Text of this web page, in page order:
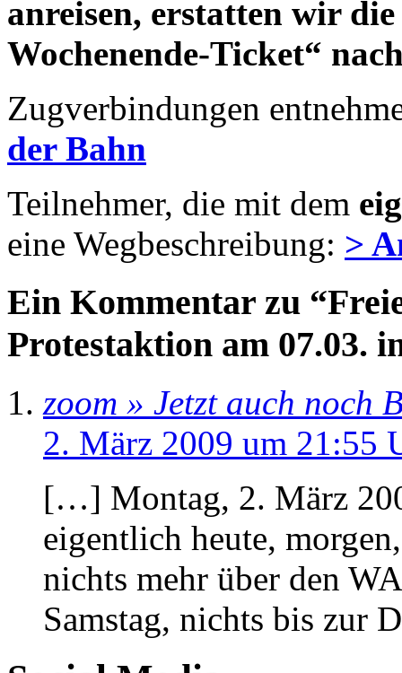
anreisen, erstatten wir die
Wochenende-Ticket“
Zugverbindungen
der Bahn
Teilnehmer, die mit dem
eine Wegbeschreibung: >
Ein Kommentar zu
Protestaktion am 07.03.
zoom » Jetzt auch noch
2. März 2009 um 21:55
[…] Montag, 2. März
eigentlich heute,
nichts mehr über den
Samstag, nichts bis zur